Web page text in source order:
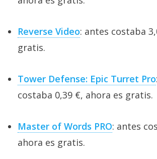
Reverse Video: antes costaba
gratis.
Tower Defense: Epic Turret Pro
costaba 0,39 €, ahora es gratis.
Master of Words PRO: antes
ahora es gratis.